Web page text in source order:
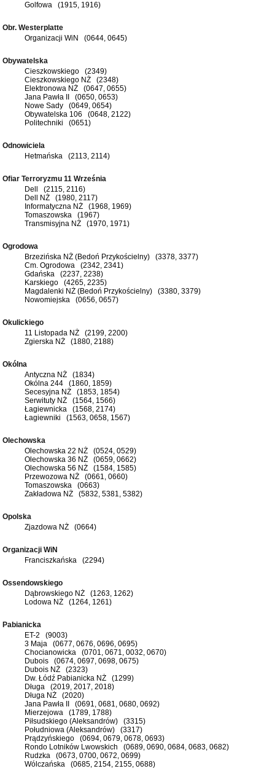
Golfowa (1915, 1916)
Obr. Westerplatte
Organizacji WiN (0644, 0645)
Obywatelska
Cieszkowskiego (2349)
Cieszkowskiego NŻ (2348)
Elektronowa NŻ (0647, 0655)
Jana Pawła II (0650, 0653)
Nowe Sady (0649, 0654)
Obywatelska 106 (0648, 2122)
Politechniki (0651)
Odnowiciela
Hetmańska (2113, 2114)
Ofiar Terroryzmu 11 Września
Dell (2115, 2116)
Dell NŻ (1980, 2117)
Informatyczna NŻ (1968, 1969)
Tomaszowska (1967)
Transmisyjna NŻ (1970, 1971)
Ogrodowa
Brzezińska NŻ (Bedoń Przykościelny) (3378, 3377)
Cm. Ogrodowa (2342, 2341)
Gdańska (2237, 2238)
Karskiego (4265, 2235)
Magdalenki NŻ (Bedoń Przykościelny) (3380, 3379)
Nowomiejska (0656, 0657)
Okulickiego
11 Listopada NŻ (2199, 2200)
Zgierska NŻ (1880, 2188)
Okólna
Antyczna NŻ (1834)
Okólna 244 (1860, 1859)
Secesyjna NŻ (1853, 1854)
Serwituty NŻ (1564, 1566)
Łagiewnicka (1568, 2174)
Łagiewniki (1563, 0658, 1567)
Olechowska
Olechowska 22 NŻ (0524, 0529)
Olechowska 36 NŻ (0659, 0662)
Olechowska 56 NŻ (1584, 1585)
Przewozowa NŻ (0661, 0660)
Tomaszowska (0663)
Zakładowa NŻ (5832, 5381, 5382)
Opolska
Zjazdowa NŻ (0664)
Organizacji WiN
Franciszkańska (2294)
Ossendowskiego
Dąbrowskiego NŻ (1263, 1262)
Lodowa NŻ (1264, 1261)
Pabianicka
ET-2 (9003)
3 Maja (0677, 0676, 0696, 0695)
Chocianowicka (0701, 0671, 0032, 0670)
Dubois (0674, 0697, 0698, 0675)
Dubois NŻ (2323)
Dw. Łódź Pabianicka NŻ (1299)
Długa (2019, 2017, 2018)
Długa NŻ (2020)
Jana Pawła II (0691, 0681, 0680, 0692)
Mierzejowa (1789, 1788)
Piłsudskiego (Aleksandrów) (3315)
Południowa (Aleksandrów) (3317)
Prądzyńskiego (0694, 0679, 0678, 0693)
Rondo Lotników Lwowskich (0689, 0690, 0684, 0683, 0682)
Rudzka (0673, 0700, 0672, 0699)
Wólczańska (0685, 2154, 2155, 0688)